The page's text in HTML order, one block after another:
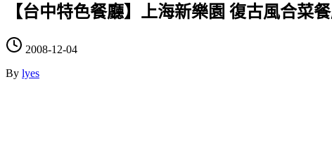
【台中特色餐廳】上海新樂園 復古風合菜
2008-12-04
By lyes